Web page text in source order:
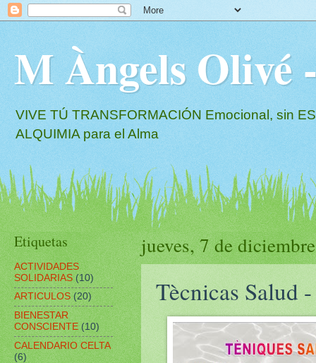
M Àngels
VIVE TÚ TRANSFORMACIÓN Emocional, sin
ALQUIMIA para el Alma
jueves, 7 de
Tècnicas Salud
Etiquetas
ACTIVIDADES
SOLIDARIAS (10)
ARTICULOS (20)
BIENESTAR
CONSCIENTE (10)
CALENDARIO CELTA
(6)